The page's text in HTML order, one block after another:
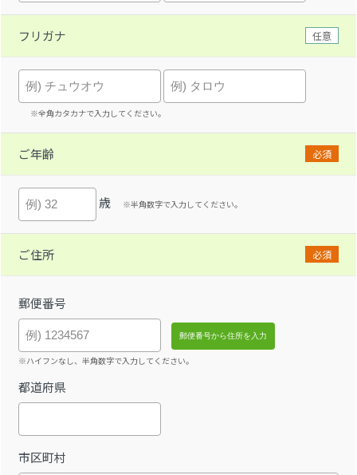
フリガナ 任意
※全角カタカナで入力してください。
ご年齢 必須
歳 ※半角数字で入力してください。
ご住所 必須
郵便番号
※ハイフンなし、半角数字で入力してください。
都道府県
市区町村